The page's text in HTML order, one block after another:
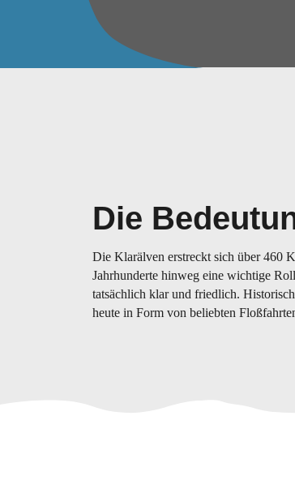
Die
Die Klarälven erstreckt sich über 460
Jahrhunderte hinweg eine wichtige
tatsächlich klar und friedlich.
heute in Form von beliebten